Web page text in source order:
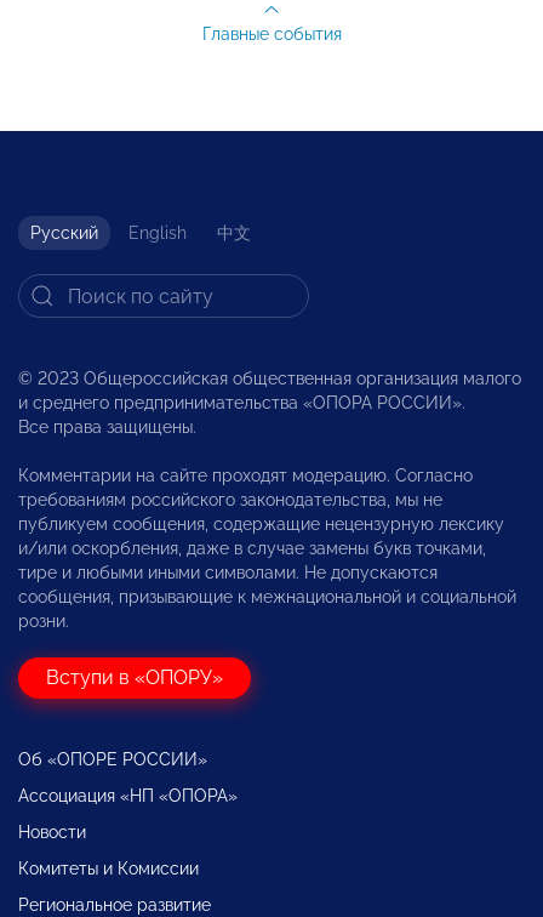
Главные события
Русский English 中文
© 2023 Общероссийская общественная организация малого
и среднего предпринимательства «ОПОРА РОССИИ».
Все права защищены.
Комментарии на сайте проходят модерацию. Согласно
требованиям российского законодательства, мы не
публикуем сообщения, содержащие нецензурную лексику
и/или оскорбления, даже в случае замены букв точками,
тире и любыми иными символами. Не допускаются
сообщения, призывающие к межнациональной и социальной
розни.
Вступи в «ОПОРУ»
Об «ОПОРЕ РОССИИ»
Ассоциация «НП «ОПОРА»
Новости
Комитеты и Комиссии
Региональное развитие